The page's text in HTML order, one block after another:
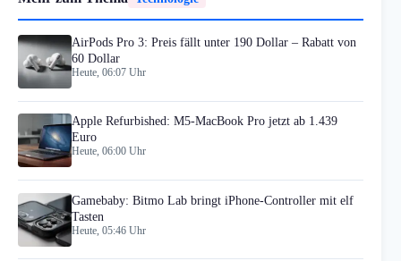
AirPods Pro 3: Preis fällt unter 190 Dollar – Rabatt von
60 Dollar
Heute, 06:07 Uhr
Apple Refurbished: M5-MacBook Pro jetzt ab 1.439
Euro
Heute, 06:00 Uhr
Gamebaby: Bitmo Lab bringt iPhone-Controller mit elf
Tasten
Heute, 05:46 Uhr